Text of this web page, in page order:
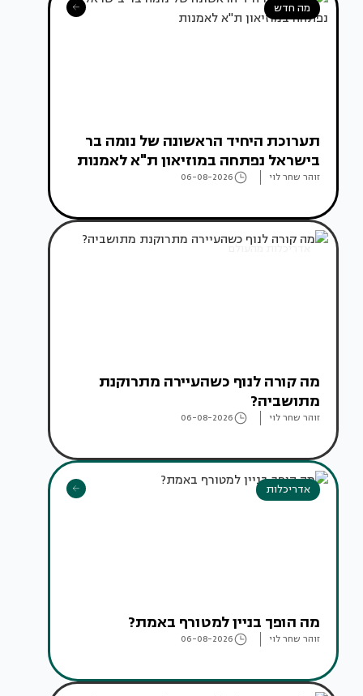
מה חדש
תערוכת היחיד הראשונה של נומה בר
בישראל נפתחה במוזיאון ת"א לאמנות
זוהר שחר לוי 06-08-2026
אדריכלות מהעולם
מה קורה לנוף כשהעיירה מתרוקנת
מתושביה?
זוהר שחר לוי 06-08-2026
אדריכלות
מה הופך בניין למטורף באמת?
זוהר שחר לוי 06-08-2026